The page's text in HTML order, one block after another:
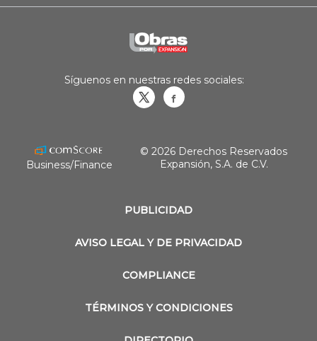
PUBLICIDAD
AVISO LEGAL Y DE PRIVACIDAD
COMPLIANCE
TÉRMINOS Y CONDICIONES
Síguenos en nuestras redes sociales:
Business/Finance
© 2026 Derechos Reservados
Expansión, S.A. de C.V.